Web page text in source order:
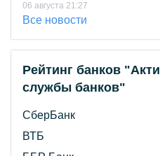
06 августа 21:27
Все новости
Рейтинг банков
службы банков"
СберБанк
ВТБ